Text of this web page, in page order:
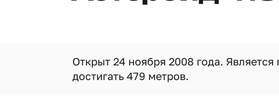
Открыт 24 ноября 2008 года.
достигать 479 метров.